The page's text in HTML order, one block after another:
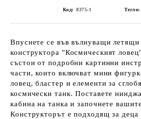
Код: 8375-1 Тегло:
Впуснете се във вълнуващи летящи
конструктора "Космическият
състои от подробни картинни
части, които включват мини
ловец, бластер и елементи за
космически танк. Поставете
кабина на танка и започнете
Конструкторът е подходящ за